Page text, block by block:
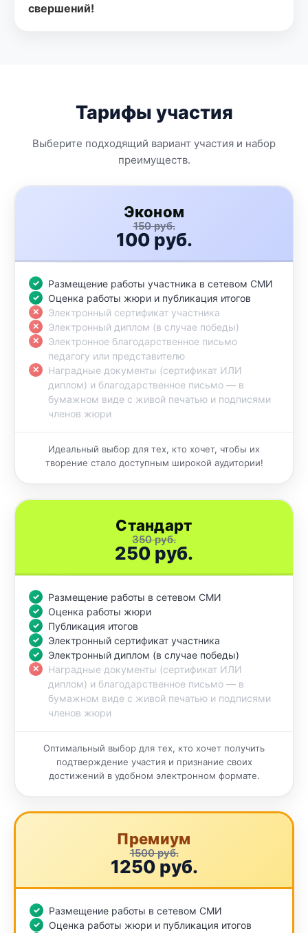
свершений!
Тарифы участия
Выберите подходящий вариант участия и набор
преимуществ.
Эконом
150 руб.
100 руб.
Размещение работы участника в сетевом СМИ
Оценка работы жюри и публикация итогов
Электронный сертификат участника
Электронный диплом (в случае победы)
Электронное благодарственное письмо
педагогу или представителю
Наградные документы (сертификат ИЛИ
диплом) и благодарственное письмо — в
бумажном виде с живой печатью и подписями
членов жюри
Идеальный выбор для тех, кто хочет, чтобы их
творение стало доступным широкой аудитории!
Стандарт
350 руб.
250 руб.
Размещение работы в сетевом СМИ
Оценка работы жюри
Публикация итогов
Электронный сертификат участника
Электронный диплом (в случае победы)
Наградные документы (сертификат ИЛИ
диплом) и благодарственное письмо — в
бумажном виде с живой печатью и подписями
членов жюри
Оптимальный выбор для тех, кто хочет получить
подтверждение участия и признание своих
достижений в удобном электронном формате.
Премиум
1500 руб.
1250 руб.
Размещение работы в сетевом СМИ
Оценка работы жюри и публикация итогов